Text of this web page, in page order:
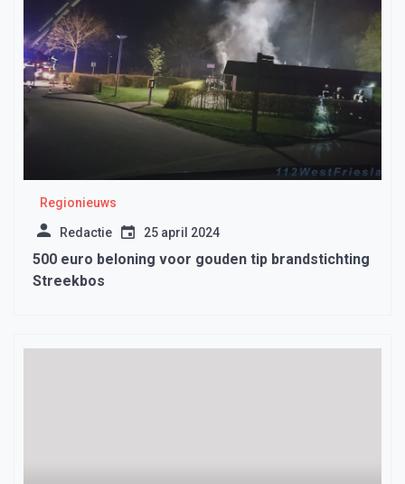
Regionieuws
Redactie 25 april 2024
500 euro beloning voor gouden tip brandstichting
Streekbos